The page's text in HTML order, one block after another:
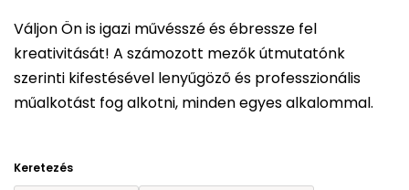
Váljon Ön is igazi művésszé és ébressze fel
kreativitását! A számozott mezők útmutatónk
szerinti kifestésével lenyűgöző és professzionális
műalkotást fog alkotni, minden egyes alkalommal.
Keretezés
ből
0,0
csillag.